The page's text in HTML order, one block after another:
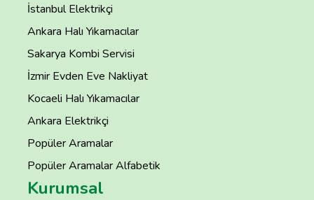
İstanbul Elektrikçi
Ankara Halı Yıkamacılar
Sakarya Kombi Servisi
İzmir Evden Eve Nakliyat
Kocaeli Halı Yıkamacılar
Ankara Elektrikçi
Popüler Aramalar
Popüler Aramalar Alfabetik
Kurumsal